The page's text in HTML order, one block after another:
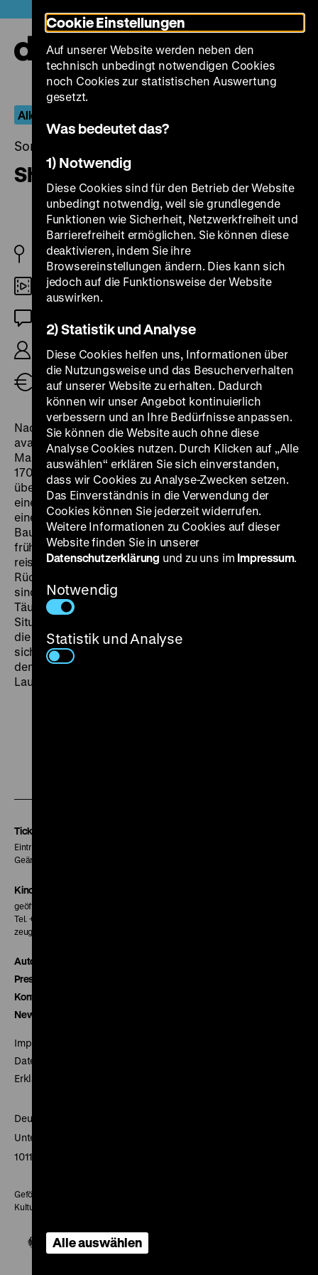
zum
Seiteninhalt
springen
Alles Knete
Sonntag, 31. März 2024, 15.30 Uhr
Shaun das Schaf – Der Film
GB/FR 2015
DCP
R/B: Mark Burton, Richard Starzak, 84‘
Tickets
Nach seiner Nebenrolle bei Wallace & Gromit
avancierte Shaun das Schaf schnell zum neuen
Maskottchen der Aardman-Studios. Insgesamt
170 Folgen zählt die 2007 gestartete Fernsehserie
über das Leben von Shaun und dem Hund Blitzer auf
einem Bauernhof. 2015 folgte der erste Kinofilm. Durch
eine Verkettung von Missgeschicken findet sich der
Bauer in der Großstadt ohne Erinnerungen an sein
früheres Leben wieder. Als der Hof ins Chaos stürzt,
reisen die Tiere dem Bauern hinterher, um ihn zur
Rückkehr zu bewegen. In der unbekannten Umgebung
sind sie auf alle möglichen Verkleidungen und
Täuschungen angewiesen, aus denen ein Großteil der
Situationskomik entsteht. Der Film kommt wie schon
die Serie ganz ohne Dialog aus. Während die Schafe
sich mit Zeichensprache verständigen, kommen aus
den Mündern der Menschen nur unverständliche
Laute. (mxg)
Tickets
Eintritt 5 €
Geänderte Preise sind im Programm vermerkt.
Kinokasse
geöffnet 30 Minuten vor Beginn der ersten Vorstellung
Tel. + 49 30 20304-770
zeughauskino@dhm.de
Autor*innen
Presse
Kontakt
Newsletter
Impressum
Datenschutz
Erklärung digitale Barrierefreiheit
Deutsches Historisches Museum
Unter den Linden 2
10117 Berlin
Gefördert mit Mitteln des Beauftragten der Bundesregierung für
Kultur und Medien
Cookie Einstellungen
Auf unserer Website werden neben den
technisch unbedingt notwendigen Cookies
noch Cookies zur statistischen Auswertung
gesetzt.
Was bedeutet das?
1) Notwendig
Diese Cookies sind für den Betrieb der Website
unbedingt notwendig, weil sie grundlegende
Funktionen wie Sicherheit, Netzwerkfreiheit und
Barrierefreiheit ermöglichen. Sie können diese
deaktivieren, indem Sie ihre
Browsereinstellungen ändern. Dies kann sich
jedoch auf die Funktionsweise der Website
auswirken.
2) Statistik und Analyse
Diese Cookies helfen uns, Informationen über
die Nutzungsweise und das Besucherverhalten
auf unserer Website zu erhalten. Dadurch
können wir unser Angebot kontinuierlich
verbessern und an Ihre Bedürfnisse anpassen.
Sie können die Website auch ohne diese
Analyse Cookies nutzen. Durch Klicken auf „Alle
auswählen“ erklären Sie sich einverstanden,
dass wir Cookies zu Analyse-Zwecken setzen.
Das Einverständnis in die Verwendung der
Cookies können Sie jederzeit widerrufen.
Weitere Informationen zu Cookies auf dieser
Website finden Sie in unserer
Datenschutzerklärung und zu uns im Impressum.
Notwendig
Statistik und Analyse
Alle auswählen